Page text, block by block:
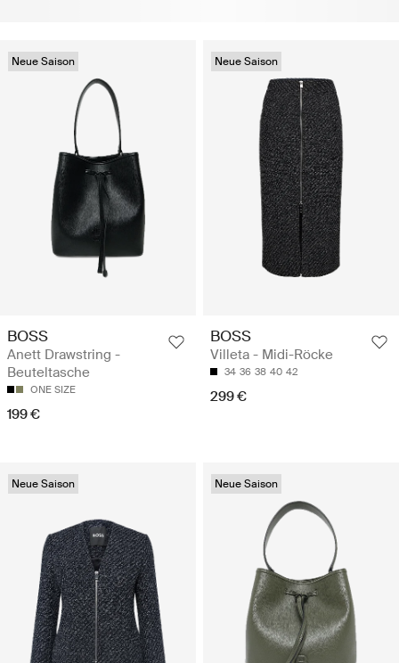
Neue Saison
BOSS
Anett Drawstring -
Beuteltasche
ONE SIZE
199 €
Neue Saison
BOSS
Villeta - Midi-Röcke
34 36 38 40 42
299 €
Neue Saison Neue Saison